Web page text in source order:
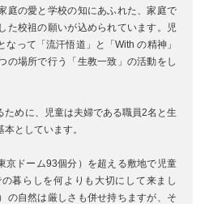
庭の愛と学校の知にあふれた、家庭で
た校祖の願いが込められています。児
って「流汗悟道」と「With の精神」
の場所で行う「生教一致」の活動をし
ために、児童は夫婦である職員2名と生
としています。
京ドーム93個分）を超える敷地で児童
暮らしを何よりも大切にして来まし
の自然は厳しさも併せ持ちますが、そ